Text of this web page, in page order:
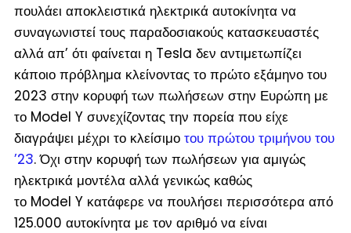
πουλάει αποκλειστικά ηλεκτρικά αυτοκίνητα να
συναγωνιστεί τους παραδοσιακούς κατασκευαστές
αλλά απ’ ότι φαίνεται η Tesla δεν αντιμετωπίζει
κάποιο πρόβλημα κλείνοντας το πρώτο εξάμηνο του
2023 στην κορυφή των πωλήσεων στην Ευρώπη με
το Model Y συνεχίζοντας την πορεία που είχε
διαγράψει μέχρι το κλείσιμο του πρώτου τριμήνου του
’23. Όχι στην κορυφή των πωλήσεων για αμιγώς
ηλεκτρικά μοντέλα αλλά γενικώς καθώς
το Model Y κατάφερε να πουλήσει περισσότερα από
125.000 αυτοκίνητα με τον αριθμό να είναι